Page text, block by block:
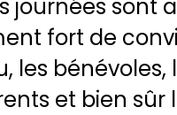
journées sont
fort de
les bénévoles,
et bien sûr